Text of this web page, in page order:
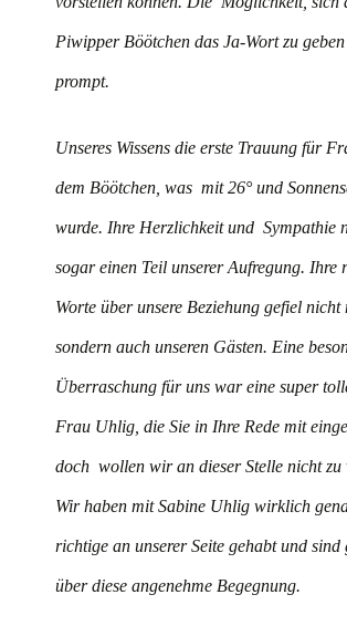
Piwipper Böötchen das Ja-Wort zu
prompt.
Unseres Wissens die erste Trauung für
dem Böötchen, was mit 26° und
wurde. Ihre Herzlichkeit und Sympathie
sogar einen Teil unserer Aufregung. Ihre
Worte über unsere Beziehung gefiel nicht
sondern auch unseren Gästen. Eine
Überraschung für uns war eine super
Frau Uhlig, die Sie in Ihre Rede mit
doch wollen wir an dieser Stelle nicht zu
Wir haben mit Sabine Uhlig wirklich
richtige an unserer Seite gehabt und
über diese angenehme Begegnung.